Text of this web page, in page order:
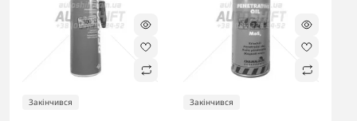
Закінчився Закінчився